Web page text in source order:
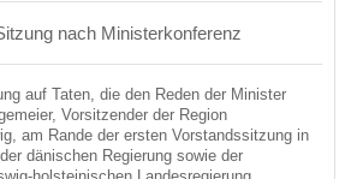
nach Ministerkonferenz
auf Taten, die den Reden der Minister
Vorsitzender der Region
am Rande der ersten Vorstandssitzung in
dänischen Regierung sowie der